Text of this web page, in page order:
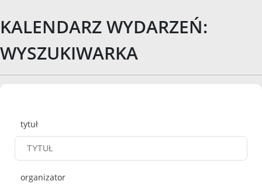
KALENDARZ WYDARZEŃ:
WYSZUKIWARKA
tytuł
organizator